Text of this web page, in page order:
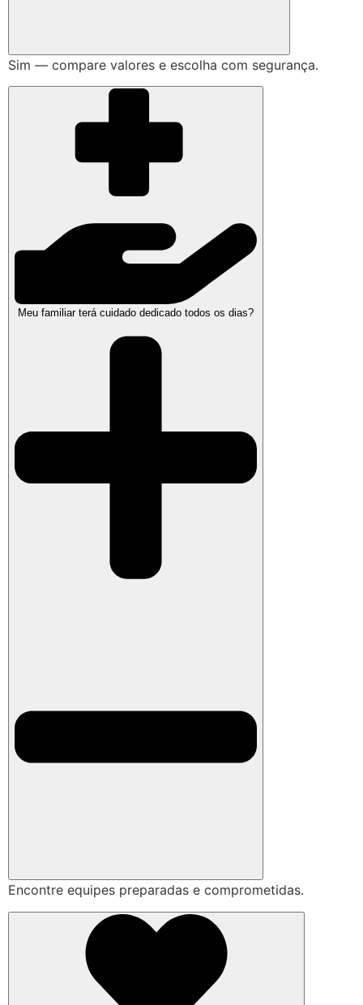
Sim — compare valores e escolha com segurança.
Meu familiar terá cuidado dedicado todos os dias?
Encontre equipes preparadas e comprometidas.